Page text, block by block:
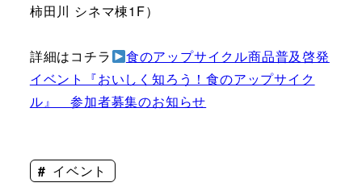
柿田川 シネマ棟1F）
詳細はコチラ
食のアップサイクル商品普及啓発
イベント『おいしく知ろう！食のアップサイク
ル』 参加者募集のお知らせ
イベント